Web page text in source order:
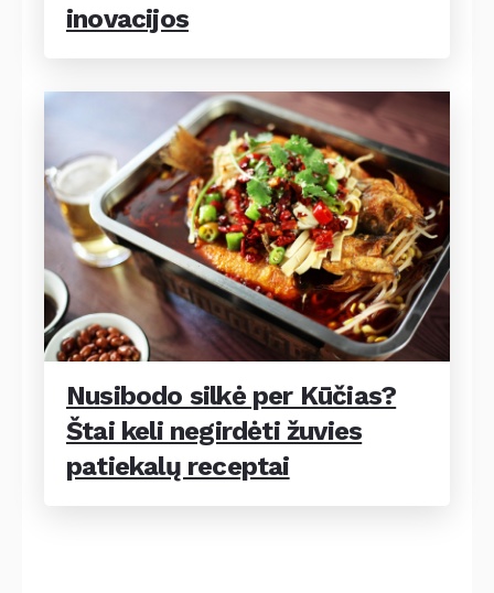
inovacijos
Nusibodo silkė per Kūčias?
Štai keli negirdėti žuvies
patiekalų receptai